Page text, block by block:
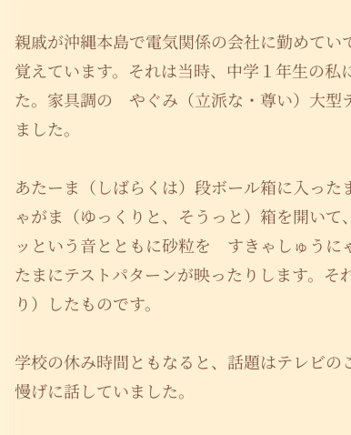
親戚が沖縄本島で電気関係の会社に勤めて
覚えています。それは当時、中学１年生の
た。家具調の やぐみ（立派な・尊い）大型
ました。
あたーま（しばらくは）段ボール箱に入っ
ゃがま（ゆっくりと、そうっと）箱を開い
ッという音とともに砂粒を すきゃしゅうに
たまにテストパターンが映ったりします。
り）したものです。
学校の休み時間ともなると、話題はテレビ
慢げに話していました。